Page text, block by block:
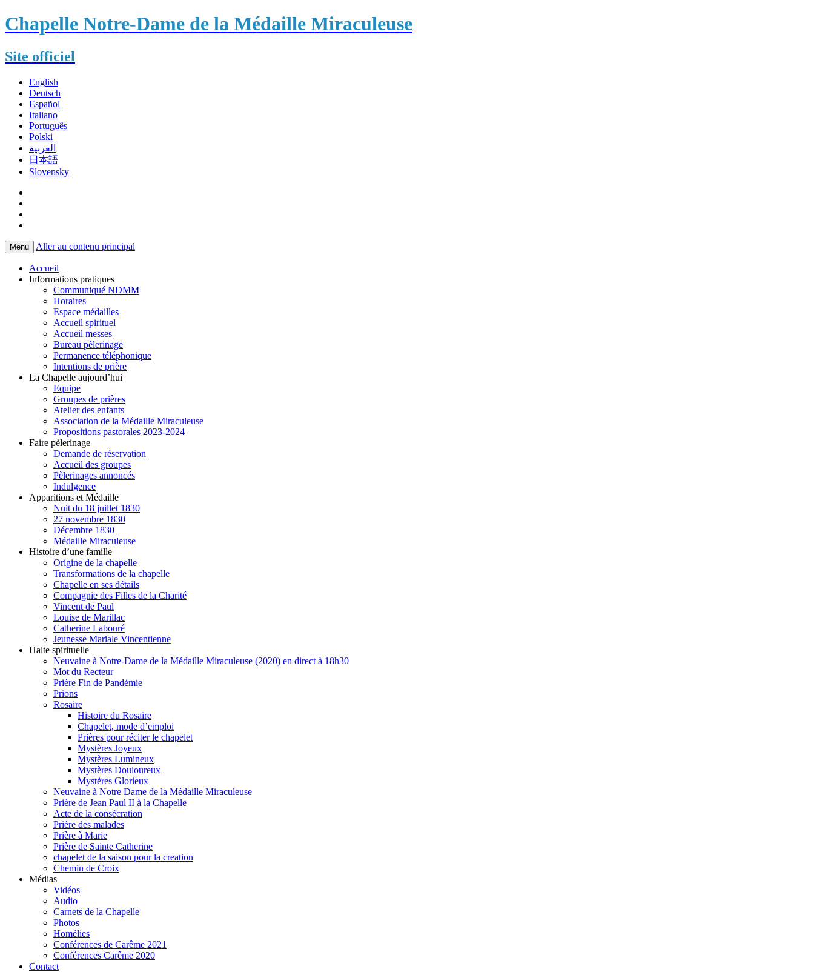
Chapelle Notre-Dame de la Médaille Miraculeuse
Site officiel
English
Deutsch
Español
Italiano
Português
Polski
العربية
日本語
Slovensky
Menu Aller au contenu principal
Accueil
Informations pratiques
Communiqué NDMM
Horaires
Espace médailles
Accueil spirituel
Accueil messes
Bureau pèlerinage
Permanence téléphonique
Intentions de prière
La Chapelle aujourd’hui
Equipe
Groupes de prières
Atelier des enfants
Association de la Médaille Miraculeuse
Propositions pastorales 2023-2024
Faire pèlerinage
Demande de réservation
Accueil des groupes
Pèlerinages annoncés
Indulgence
Apparitions et Médaille
Nuit du 18 juillet 1830
27 novembre 1830
Décembre 1830
Médaille Miraculeuse
Histoire d’une famille
Origine de la chapelle
Transformations de la chapelle
Chapelle en ses détails
Compagnie des Filles de la Charité
Vincent de Paul
Louise de Marillac
Catherine Labouré
Jeunesse Mariale Vincentienne
Halte spirituelle
Neuvaine à Notre-Dame de la Médaille Miraculeuse (2020) en direct à 18h30
Mot du Recteur
Prière Fin de Pandémie
Prions
Rosaire
Histoire du Rosaire
Chapelet, mode d’emploi
Prières pour réciter le chapelet
Mystères Joyeux
Mystères Lumineux
Mystères Douloureux
Mystères Glorieux
Neuvaine à Notre Dame de la Médaille Miraculeuse
Prière de Jean Paul II à la Chapelle
Acte de la consécration
Prière des malades
Prière à Marie
Prière de Sainte Catherine
chapelet de la saison pour la creation
Chemin de Croix
Médias
Vidéos
Audio
Carnets de la Chapelle
Photos
Homélies
Conférences de Carême 2021
Conférences Carême 2020
Contact